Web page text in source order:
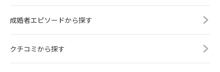
成婚者エピソードから探す
クチコミから探す